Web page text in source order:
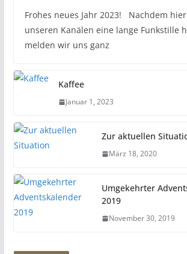
Frohes neues Jahr 2023! Nachdem
unseren Kanälen eine lange Funkstille
melden wir uns ganz
Kaffee
Januar 1, 2023
Zur aktuellen
März 18, 2020
Umgekehrter
2019
November 30, 2019